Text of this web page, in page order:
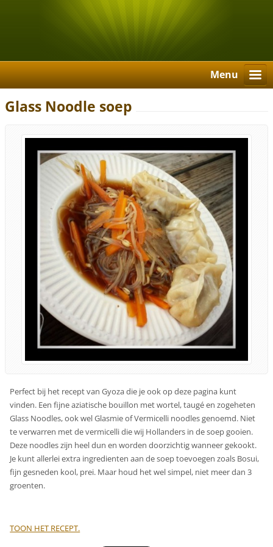
Menu
Glass Noodle soep
Perfect bij het recept van Gyoza die je ook op deze pagina kunt
vinden. Een fijne aziatische bouillon met wortel, taugé en zogeheten
Glass Noodles, ook wel Glasmie of Vermicelli noodles genoemd. Niet
te verwarren met de vermicelli die wij Hollanders in de soep gooien.
Deze noodles zijn heel dun en worden doorzichtig wanneer gekookt.
Je kunt allerlei extra ingredienten aan de soep toevoegen zoals Bosui,
fijn gesneden kool, prei. Maar houd het wel simpel, niet meer dan 3
groenten.
TOON HET RECEPT.